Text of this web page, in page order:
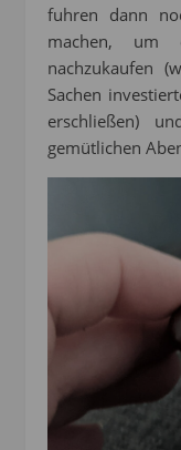
fuhren dann
machen, um
nachzukaufen
Sachen
erschließen)
gemütlichen